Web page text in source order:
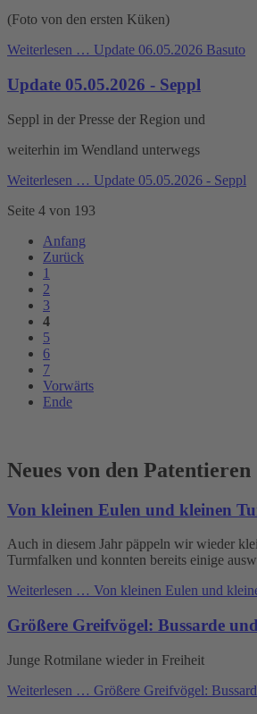
(Foto von den ersten Küken)
Weiterlesen … Update 06.05.2026 Basuto
Update 05.05.2026 - Seppl
Seppl in der Presse der Region und
weiterhin im Wendland unterwegs
Weiterlesen … Update 05.05.2026 - Seppl
Seite 4 von 193
Anfang
Zurück
1
2
3
4
5
6
7
Vorwärts
Ende
Neues von den Patentieren
Von kleinen Eulen und kleinen
Auch in diesem Jahr päppeln wir wieder
Turmfalken und konnten bereits einige
Weiterlesen … Von kleinen Eulen und
Größere Greifvögel: Bussarde
Junge Rotmilane wieder in Freiheit
Weiterlesen … Größere Greifvögel: